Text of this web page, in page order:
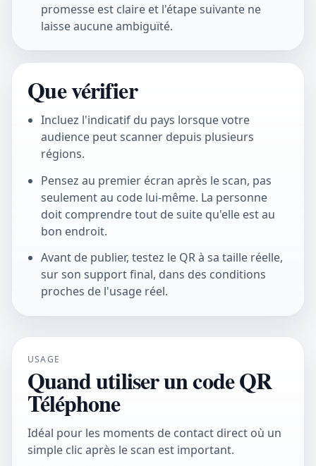
promesse est claire et l'étape suivante ne
laisse aucune ambiguïté.
Que vérifier
Incluez l'indicatif du pays lorsque votre
audience peut scanner depuis plusieurs
régions.
Pensez au premier écran après le scan, pas
seulement au code lui-même. La personne
doit comprendre tout de suite qu'elle est au
bon endroit.
Avant de publier, testez le QR à sa taille réelle,
sur son support final, dans des conditions
proches de l'usage réel.
USAGE
Quand utiliser un code QR
Téléphone
Idéal pour les moments de contact direct où un
simple clic après le scan est important.